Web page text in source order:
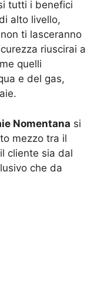
tutti i benefici
alto livello,
ti lasceranno
riuscirai a
quelli
e del gas,
Nomentana si
mezzo tra il
cliente sia dal
che da